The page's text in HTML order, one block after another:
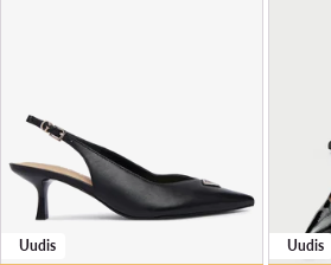
Uudis Uudis